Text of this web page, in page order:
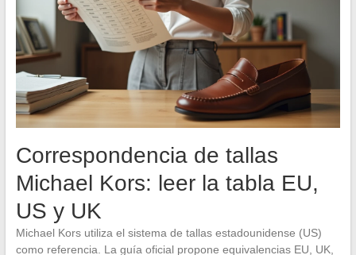
Correspondencia de tallas
Michael Kors: leer la tabla EU,
US y UK
Michael Kors utiliza el sistema de tallas estadounidense (US)
como referencia. La guía oficial propone equivalencias EU, UK,